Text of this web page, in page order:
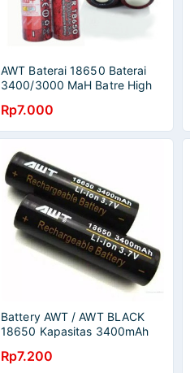
AWT Baterai 18650 Baterai
3400/3000 MaH Batre High
Hitam Vape RECHARGEABLE
Rp7.000
Battery AWT / AWT BLACK
18650 Kapasitas 3400mAh
Rp7.200